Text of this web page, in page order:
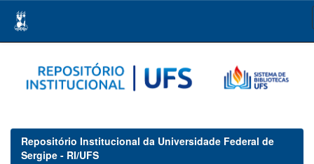
navigation
Repositório Institucional da Universidade Federal de
Sergipe - RI/UFS